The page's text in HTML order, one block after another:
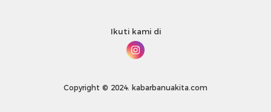
Ikuti kami di
Copyright © 2024. kabarbanuakita.com